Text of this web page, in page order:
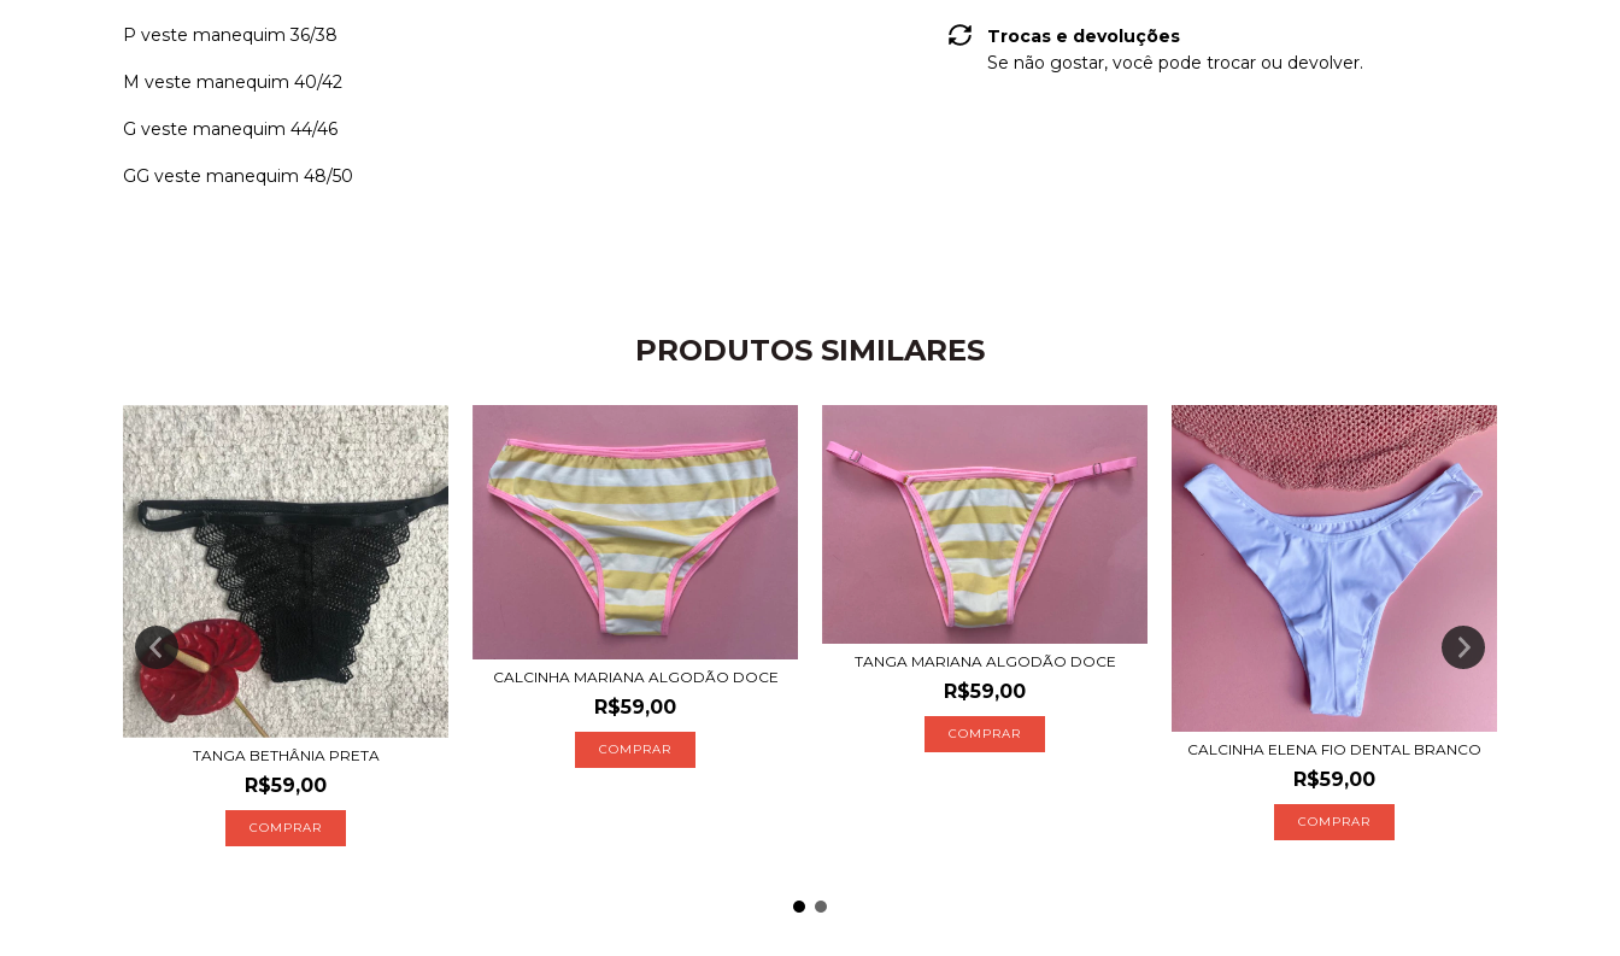
P veste manequim 36/38
M veste manequim 40/42
G veste manequim 44/46
GG veste manequim 48/50
Trocas e devoluções
Se não gostar, você pode trocar ou devolver.
PRODUTOS SIMILARES
TANGA BETHÂNIA PRETA
R$59,00
COMPRAR
CALCINHA MARIANA ALGODÃO DOCE
R$59,00
COMPRAR
TANGA MARIANA ALGODÃO DOCE
R$59,00
COMPRAR
CALCINHA ELENA FIO DENTAL BRANCO
R$59,00
COMPRAR